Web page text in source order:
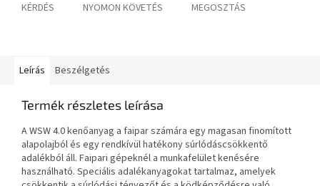
KÉRDÉS NYOMON KÖVETÉS MEGOSZTÁS
Leírás Beszélgetés
Termék részletes leírása
A WSW 4.0 kenőanyag a faipar számára egy magasan finomított
alapolajból és egy rendkívül hatékony súrlódáscsökkentő
adalékból áll. Faipari gépeknél a munkafelület kenésére
használható. Speciális adalékanyagokat tartalmaz, amelyek